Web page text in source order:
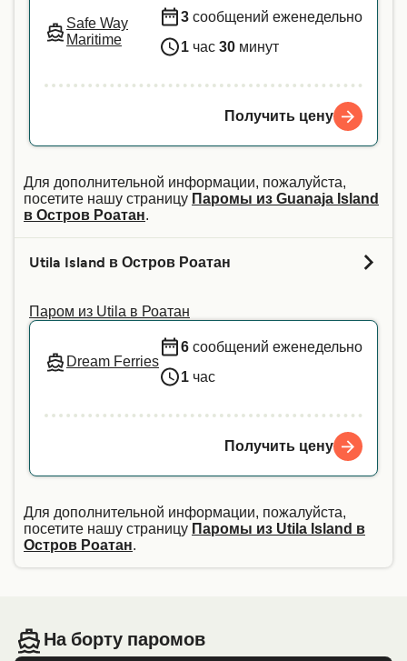
Safe Way
Maritime
3 сообщений еженедельно
1 час 30 минут
Получить цену
Для дополнительной информации, пожалуйста,
посетите нашу страницу Паромы из Guanaja Island
в Остров Роатан.
Utila Island в Остров Роатан
Паром из Utila в Роатан
Dream Ferries
6 сообщений еженедельно
1 час
Получить цену
Для дополнительной информации, пожалуйста,
посетите нашу страницу Паромы из Utila Island в
Остров Роатан.
На борту паромов